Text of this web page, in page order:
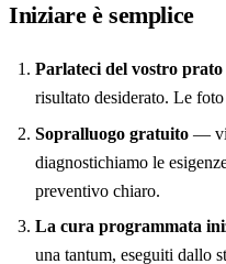
Iniziare è semplice
Parlateci del vostro prato
risultato desiderato. Le
Sopralluogo gratuito —
diagnostichiamo le
preventivo chiaro.
La cura programmata
una tantum, eseguiti dallo